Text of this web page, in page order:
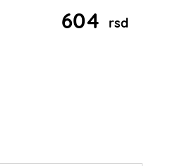
604 rsd